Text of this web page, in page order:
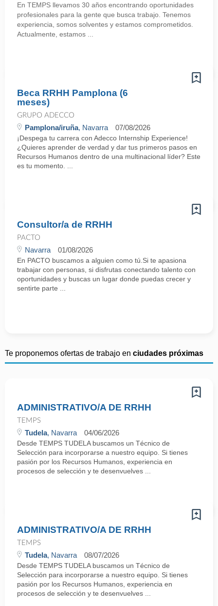
En TEMPS llevamos 30 años encontrando oportunidades
profesionales para la gente que busca trabajo. Tenemos
experiencia, somos solventes y estamos comprometidos.
Actualmente, estamos ...
Beca RRHH Pamplona (6
meses)
GRUPO ADECCO
Pamplona/iruña, Navarra 07/08/2026
¡Despega tu carrera con Adecco Internship Experience!
¿Quieres aprender de verdad y dar tus primeros pasos en
Recursos Humanos dentro de una multinacional líder? Este
es tu momento. ...
Consultor/a de RRHH
PACTO
Navarra 01/08/2026
En PACTO buscamos a alguien como tú.Si te apasiona
trabajar con personas, si disfrutas conectando talento con
oportunidades y buscas un lugar donde puedas crecer y
sentirte parte ...
Te proponemos ofertas de trabajo en ciudades próximas
ADMINISTRATIVO/A DE RRHH
TEMPS
Tudela, Navarra 04/06/2026
Desde TEMPS TUDELA buscamos un Técnico de
Selección para incorporarse a nuestro equipo. Si tienes
pasión por los Recursos Humanos, experiencia en
procesos de selección y te desenvuelves ...
ADMINISTRATIVO/A DE RRHH
TEMPS
Tudela, Navarra 08/07/2026
Desde TEMPS TUDELA buscamos un Técnico de
Selección para incorporarse a nuestro equipo. Si tienes
pasión por los Recursos Humanos, experiencia en
procesos de selección y te desenvuelves ...